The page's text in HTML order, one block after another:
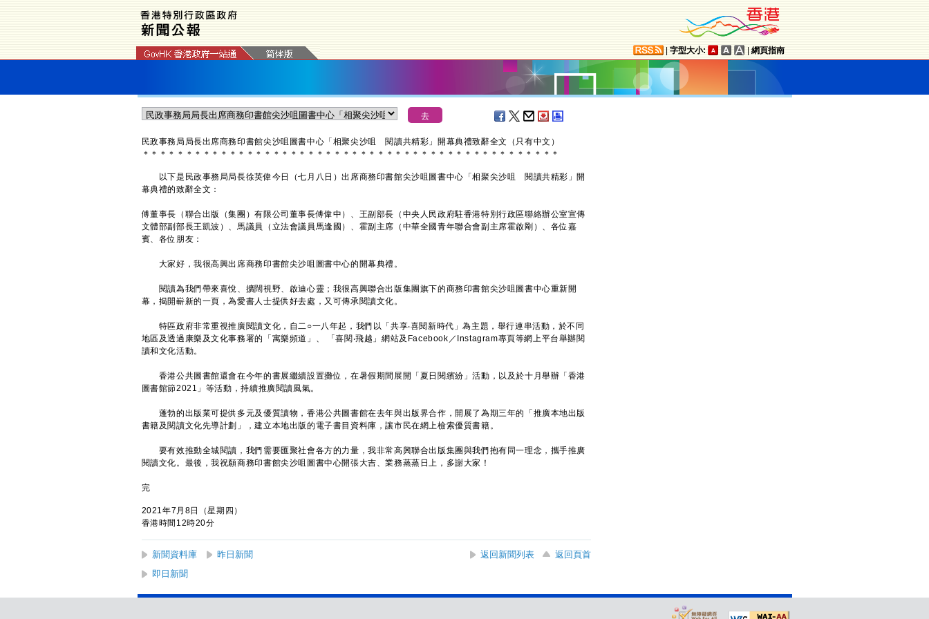
字型大小: 網頁指南
民政事務局局長出席商務印書館尖沙咀圖書中心「相聚尖沙咀 閱讀共精彩」開幕典禮致辭全文（只有中文）
＊ ＊ ＊ ＊ ＊ ＊ ＊ ＊ ＊ ＊ ＊ ＊ ＊ ＊ ＊ ＊ ＊ ＊ ＊ ＊ ＊ ＊ ＊ ＊ ＊ ＊ ＊ ＊ ＊ ＊ ＊ ＊ ＊ ＊ ＊ ＊ ＊ ＊ ＊ ＊ ＊ ＊ ＊ ＊ ＊ ＊ ＊ ＊
以下是民政事務局局長徐英偉今日（七月八日）出席商務印書館尖沙咀圖書中心「相聚尖沙咀 閱讀共精彩」開
幕典禮的致辭全文：
傅董事長（聯合出版（集團）有限公司董事長傅偉中）、王副部長（中央人民政府駐香港特別行政區聯絡辦公室宣傳
文體部副部長王凱波）、馬議員（立法會議員馬逢國）、霍副主席（中華全國青年聯合會副主席霍啟剛）、各位嘉
賓、各位朋友：
大家好，我很高興出席商務印書館尖沙咀圖書中心的開幕典禮。
閱讀為我們帶來喜悅、擴闊視野、啟迪心靈；我很高興聯合出版集團旗下的商務印書館尖沙咀圖書中心重新開
幕，揭開嶄新的一頁，為愛書人士提供好去處，又可傳承閱讀文化。
特區政府非常重視推廣閱讀文化，自二○一八年起，我們以「共享‧喜閱新時代」為主題，舉行連串活動，於不同
地區及透過康樂及文化事務署的「寓樂頻道」、 「喜閱‧飛越」網站及Facebook／Instagram專頁等網上平台舉辦閱
讀和文化活動。
香港公共圖書館還會在今年的書展繼續設置攤位，在暑假期間展開「夏日閱繽紛」活動，以及於十月舉辦「香港
圖書館節2021」等活動，持續推廣閱讀風氣。
蓬勃的出版業可提供多元及優質讀物，香港公共圖書館在去年與出版界合作，開展了為期三年的「推廣本地出版
書籍及閱讀文化先導計劃」，建立本地出版的電子書目資料庫，讓市民在網上檢索優質書籍。
要有效推動全城閱讀，我們需要匯聚社會各方的力量，我非常高興聯合出版集團與我們抱有同一理念，攜手推廣
閱讀文化。最後，我祝願商務印書館尖沙咀圖書中心開張大吉、業務蒸蒸日上，多謝大家！
完
2021年7月8日（星期四）
香港時間12時20分
新聞資料庫 昨日新聞 返回新聞列表
返回頁首
即日新聞